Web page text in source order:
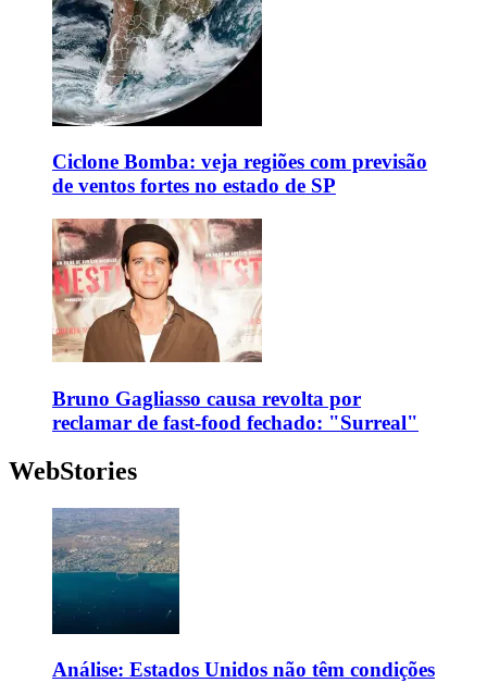
Ciclone Bomba: veja regiões com previsão
de ventos fortes no estado de SP
Bruno Gagliasso causa revolta por
reclamar de fast-food fechado: "Surreal"
WebStories
Análise: Estados Unidos não têm condições